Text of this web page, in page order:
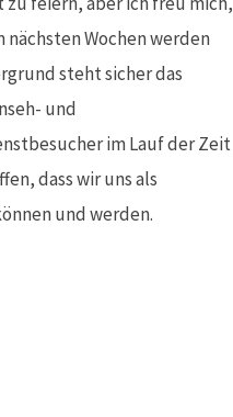
Wochen werden
steht sicher das
und
im Lauf der Zeit
dass wir uns als
und werden.